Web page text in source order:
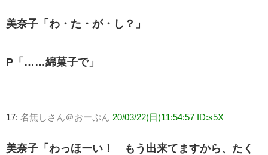
美奈子「わ・た・が・し？」
P「……綿菓子で」
17: 名無しさん＠おーぷん 20/03/22(日)11:54:57 ID:s5X
美奈子「わっほーい！ もう出来てますから、たく